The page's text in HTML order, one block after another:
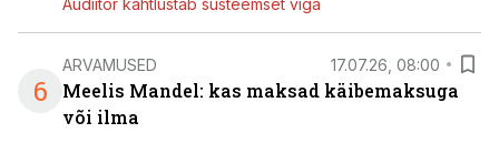
Audiitor kahtlustab süsteemset viga
6
ARVAMUSED 17.07.26, 08:00
Meelis Mandel: kas maksad käibemaksuga
või ilma